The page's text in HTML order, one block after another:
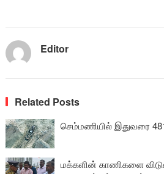
Editor
Related Posts
செம்மணியில் இதுவரை 481
மக்களின் காணிகளை